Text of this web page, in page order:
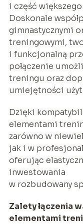
i część
Doskonale
gimnastycznymi
treningowymi,
i funkcjonalną
połączenie
treningu oraz
umiejętności
Dzięki
elementami
zarówno w
jak i w
oferując
inwestowania
w rozbudowany
Zalety łączenia
elementami